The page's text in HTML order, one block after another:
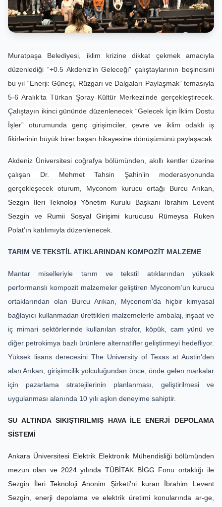
Muratpaşa Belediyesi, iklim krizine dikkat çekmek amacıyla
düzenlediği “+0.5 Akdeniz’in Geleceği” çalıştaylarının beşincisini
bu yıl “Enerji: Güneşi, Rüzgarı ve Dalgaları Paylaşmak” temasıyla
5-6 Aralık’ta Türkan Şoray Kültür Merkezi’nde gerçekleştirecek.
Çalıştayın ikinci gününde düzenlenecek “Gelecek İçin İklim Dostu
İşler” oturumunda genç girişimciler, çevre ve iklim odaklı iş
fikirlerinin büyük birer başarı hikayesine dönüşümünü paylaşacak.
Akdeniz Üniversitesi coğrafya bölümünden, akıllı kentler üzerine
çalışan Dr. Mehmet Tahsin Şahin’in moderasyonunda
gerçekleşecek oturum, Myconom kurucu ortağı Burcu Arıkan,
Sezgin İleri Teknoloji Yönetim Kurulu Başkanı İbrahim Levent
Sezgin ve Rumii Sosyal Girişimi kurucusu Rümeysa Ruken
Polat’ın katılımıyla düzenlenecek.
TARIM VE TEKSTİL ATIKLARINDAN KOMPOZİT MALZEME
Mantar miselleriyle tarım ve tekstil atıklarından yüksek
performanslı kompozit malzemeler geliştiren Myconom’un kurucu
ortaklarından olan Burcu Arıkan, Myconom’da hiçbir kimyasal
bağlayıcı kullanmadan ürettikleri malzemelerle ambalaj, inşaat ve
iç mimari sektörlerinde kullanılan strafor, köpük, cam yünü ve
diğer petrokimya bazlı ürünlere alternatifler geliştirmeyi hedefliyor.
Yüksek lisans derecesini The University of Texas at Austin’den
alan Arıkan, girişimcilik yolculuğundan önce, önde gelen markalar
için pazarlama stratejilerinin planlanması, geliştirilmesi ve
uygulanması alanında 10 yılı aşkın deneyime sahiptir.
SU ALTINDA SIKIŞTIRILMIŞ HAVA İLE ENERJİ DEPOLAMA
SİSTEMİ
Ankara Üniversitesi Elektrik Elektronik Mühendisliği bölümünden
mezun olan ve 2024 yılında TÜBİTAK BİGG Fonu ortaklığı ile
Sezgin İleri Teknoloji Anonim Şirketi’ni kuran İbrahim Levent
Sezgin, enerji depolama ve elektrik üretimi konularında ar-ge,